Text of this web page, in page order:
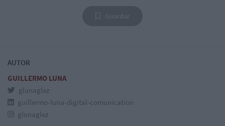
AUTOR
GUILLERMO LUNA
glunaglez
guillermo-luna-digital-comunication
glunaglez